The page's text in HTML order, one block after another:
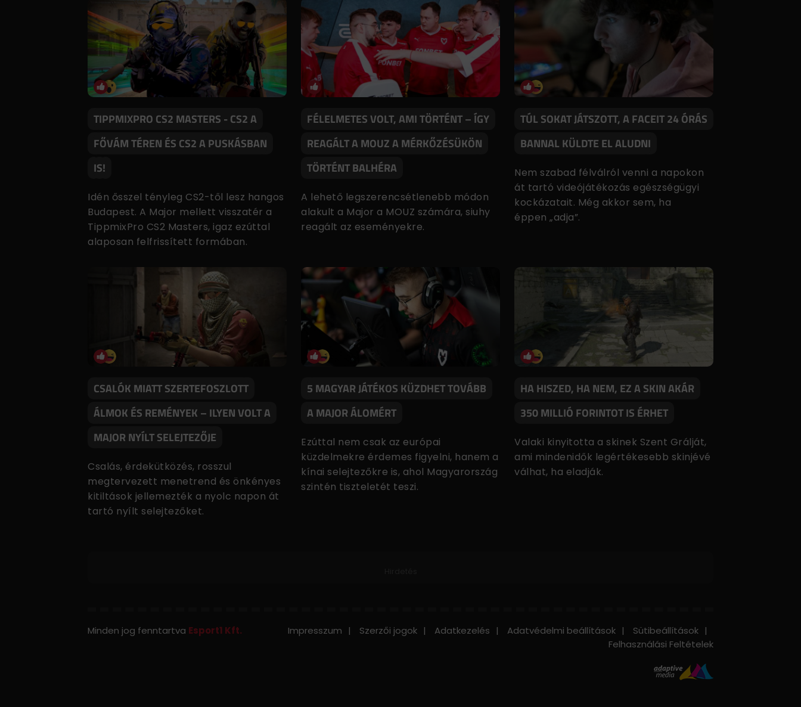
TIPPMIXPRO CS2 MASTERS - CS2 A
FŐVÁM TÉREN ÉS CS2 A PUSKÁSBAN
IS!
Idén ősszel tényleg CS2-től lesz hangos
Budapest. A Major mellett visszatér a
TippmixPro CS2 Masters, igaz ezúttal
alaposan felfrissített formában.
FÉLELMETES VOLT, AMI TÖRTÉNT – ÍGY
REAGÁLT A MOUZ A MÉRKŐZÉSÜKÖN
TÖRTÉNT BALHÉRA
A lehető legszerencsétlenebb módon
alakult a Major a MOUZ számára, siuhy
reagált az eseményekre.
TÚL SOKAT JÁTSZOTT, A FACEIT 24 ÓRÁS
BANNAL KÜLDTE EL ALUDNI
Nem szabad félválról venni a napokon
át tartó videójátékozás egészségügyi
kockázatait. Még akkor sem, ha
éppen „adja”.
CSALÓK MIATT SZERTEFOSZLOTT
ÁLMOK ÉS REMÉNYEK – ILYEN VOLT A
MAJOR NYÍLT SELEJTEZŐJE
Csalás, érdekütközés, rosszul
megtervezett menetrend és önkényes
kitiltások jellemezték a nyolc napon át
tartó nyílt selejtezőket.
5 MAGYAR JÁTÉKOS KÜZDHET TOVÁBB
A MAJOR ÁLOMÉRT
Ezúttal nem csak az európai
küzdelmekre érdemes figyelni, hanem a
kínai selejtezőkre is, ahol Magyarország
szintén tiszteletét teszi.
HA HISZED, HA NEM, EZ A SKIN AKÁR
350 MILLIÓ FORINTOT IS ÉRHET
Valaki kinyitotta a skinek Szent Grálját,
ami mindenidők legértékesebb skinjévé
válhat, ha eladják.
Minden jog fenntartva Esport1 Kft. Impresszum Szerzői jogok Adatkezelés Adatvédelmi beállítások
Sütibeállítások
Felhasználási Feltételek